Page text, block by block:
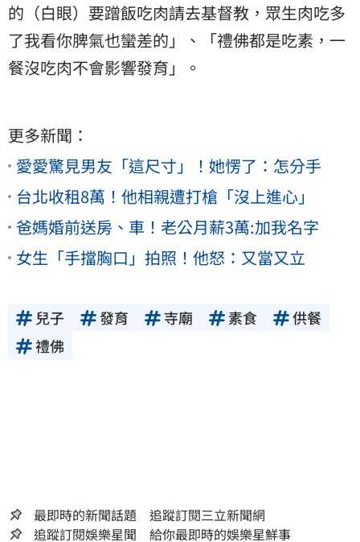
的（白眼）要蹭飯吃肉請去基督教，眾生肉吃多
了我看你脾氣也蠻差的」、「禮佛都是吃素，一
餐沒吃肉不會影響發育」。
更多新聞：
愛愛驚見男友「這尺寸」！她愣了：怎分手
台北收租8萬！他相親遭打槍「沒上進心」
爸媽婚前送房、車！老公月薪3萬:加我名字
女生「手擋胸口」拍照！他怒：又當又立
兒子 發育 寺廟 素食
供餐
禮佛
最即時的新聞話題 追蹤訂閱三立新聞網
追蹤訂閱娛樂星聞 給你最即時的娛樂星鮮事